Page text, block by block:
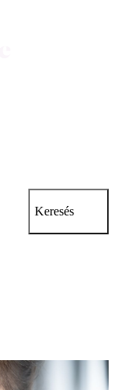
Keresés